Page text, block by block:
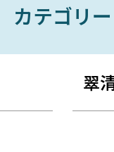
カテゴリー
翠